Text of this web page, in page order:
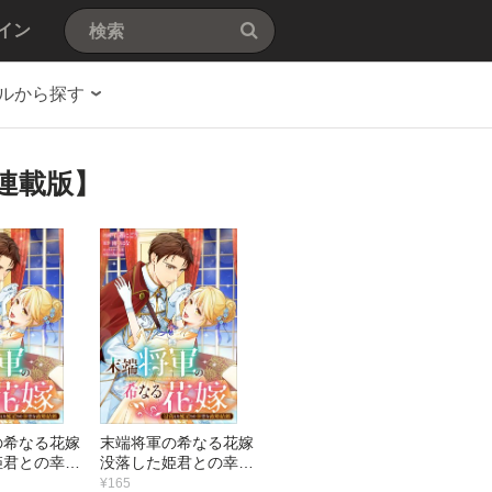
ン
から探す
版】
なる花嫁
との幸せ
【連載
末端将軍の希なる花嫁
没落した姫君との幸せ
な政略結婚 【連載
¥165